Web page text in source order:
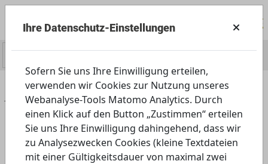
Home Angebot
Schule
Weiterführende Schulen
8., 9. und 10. Jahrgangsstufe
Im Informationsdschungel
Ihre Datenschutz-Einstellungen
Sofern Sie uns Ihre Einwilligung erteilen,
verwenden wir Cookies zur Nutzung unseres
Webanalyse-Tools Matomo Analytics. Durch
einen Klick auf den Button „Zustimmen“ erteilen
Sie uns Ihre Einwilligung dahingehend, dass wir
zu Analysezwecken Cookies (kleine Textdateien
mit einer Gültigkeitsdauer von maximal zwei